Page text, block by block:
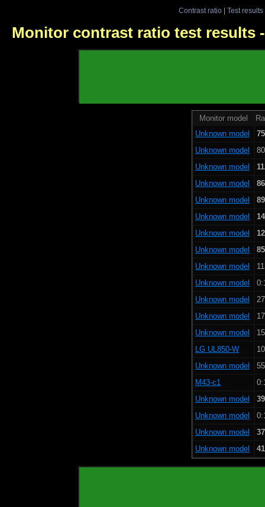
Contrast ratio| Test results
Monitor contrast ratio test results
Monitor model
Unknown model
Unknown model
Unknown model
Unknown model
Unknown model
Unknown model
Unknown model
Unknown model
Unknown model
Unknown model
Unknown model
Unknown model
Unknown model
LG UL850-W
Unknown model
M43-c1
Unknown model
Unknown model
Unknown model
Unknown model